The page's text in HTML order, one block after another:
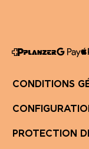
CONDITIONS
PROTECTION